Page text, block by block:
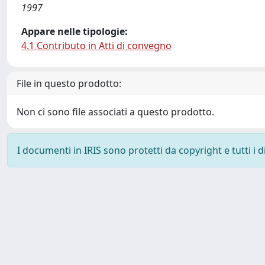
1997
Appare nelle tipologie:
4.1 Contributo in Atti di convegno
File in questo prodotto:
Non ci sono file associati a questo prodotto.
I documenti in IRIS sono protetti da copyright e tutti i